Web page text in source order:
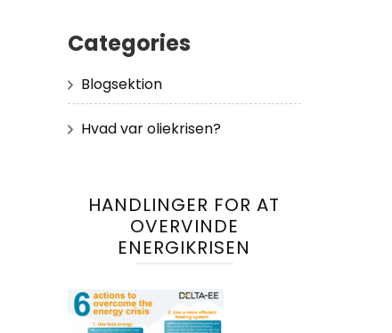
Categories
Blogsektion
Hvad var oliekrisen?
HANDLINGER FOR AT
OVERVINDE
ENERGIKRISEN